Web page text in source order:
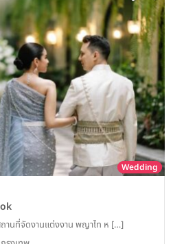
Wedding
านที่จัดงานแต่งงาน พญาไท ห […]